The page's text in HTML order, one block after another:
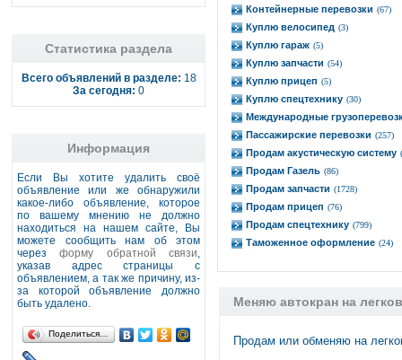
Статистика раздела
Всего объявлений в разделе: 18
За сегодня: 0
Информация
Если Вы хотите удалить своё
объявление или же обнаружили
какое-либо объявление, которое
по вашему мнению не должно
находиться на нашем сайте, Вы
можете сообщить нам об этом
черезформу обратной связи,
указав адрес страницы с
объявлением, а так же причину, из-
за которой объявление должно
быть удалено.
Поделиться…
Контейнерные перевозки (67)
Куплю велосипед (3)
Куплю гараж (5)
Куплю запчасти (54)
Куплю прицеп (5)
Куплю спецтехнику (30)
Международные
Пассажирские перевозки (257)
Продам акустическую систему
Продам Газель (86)
Продам запчасти (1728)
Продам прицеп (76)
Продам спецтехнику (799)
Таможенное оформление (24)
Меняю автокран на
Продам или обменяю на